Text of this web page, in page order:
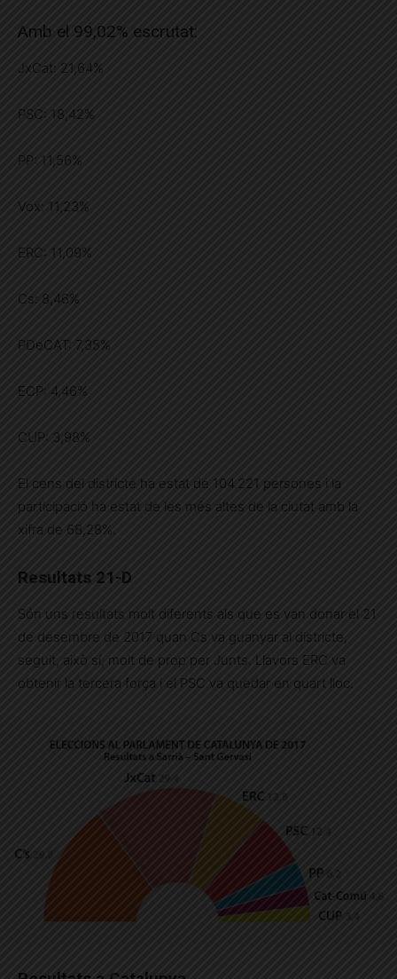
Amb el 99,02% escrutat:
JxCat: 21,64%
PSC: 18,42%
PP: 11,56%
Vox: 11,23%
ERC: 11,09%
Cs: 8,46%
PDeCAT: 7,35%
ECP: 4,46%
CUP: 3,98%
El cens del districte ha estat de 104.221 persones i la
participació ha estat de les més altes de la ciutat amb la
xifra de 68,28%.
Resultats 21-D
Són uns resultats molt diferents als que es van donar el 21
de desembre de 2017 quan Cs va guanyar al districte,
seguit, això sí, molt de prop per Junts. Llavors ERC va
obtenir la tercera força i el PSC va quedar en quart lloc.